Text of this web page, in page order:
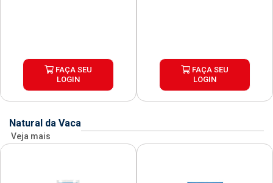
FAÇA SEU
LOGIN
FAÇA SEU
LOGIN
Natural da Vaca
Veja mais